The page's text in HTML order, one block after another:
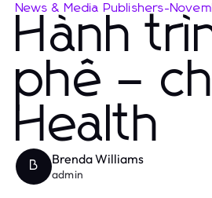
News & Media Publishers-
Hành
phê –
Health
B Brenda Williams
admin